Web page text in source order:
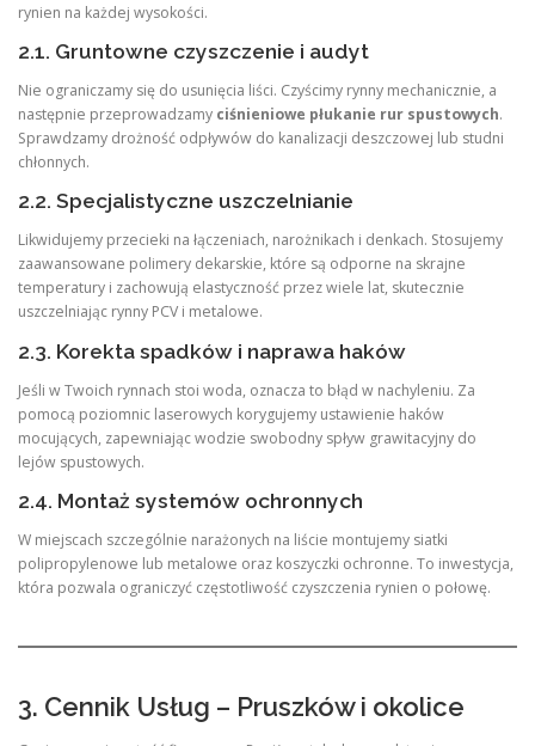
rynien na każdej wysokości.
2.1. Gruntowne czyszczenie i audyt
Nie ograniczamy się do usunięcia liści. Czyścimy rynny mechanicznie, a
następnie przeprowadzamy ciśnieniowe płukanie rur spustowych.
Sprawdzamy drożność odpływów do kanalizacji deszczowej lub studni
chłonnych.
2.2. Specjalistyczne uszczelnianie
Likwidujemy przecieki na łączeniach, narożnikach i denkach. Stosujemy
zaawansowane polimery dekarskie, które są odporne na skrajne
temperatury i zachowują elastyczność przez wiele lat, skutecznie
uszczelniając rynny PCV i metalowe.
2.3. Korekta spadków i naprawa haków
Jeśli w Twoich rynnach stoi woda, oznacza to błąd w nachyleniu. Za
pomocą poziomnic laserowych korygujemy ustawienie haków
mocujących, zapewniając wodzie swobodny spływ grawitacyjny do
lejów spustowych.
2.4. Montaż systemów ochronnych
W miejscach szczególnie narażonych na liście montujemy siatki
polipropylenowe lub metalowe oraz koszyczki ochronne. To inwestycja,
która pozwala ograniczyć częstotliwość czyszczenia rynien o połowę.
3. Cennik Usług – Pruszków i okolice